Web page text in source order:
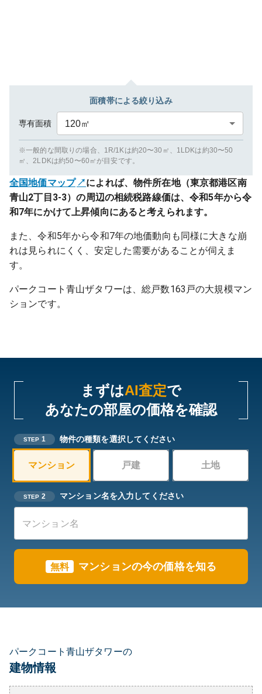
面積帯による絞り込み
専有面積 120㎡
※一般的な間取りの場合、1R/1Kは約20〜30㎡、1LDKは約30〜50
㎡、2LDKは約50〜60㎡が目安です。
全国地価マップ
によれば、物件所在地（東京都港区南
青山2丁目3-3）の周辺の相続税路線価は、令和5年から令
和7年にかけて上昇傾向にあると考えられます。
また、令和5年から令和7年の地価動向も同様に大きな崩
れは見られにくく、安定した需要があることが伺えま
す。
パークコート青山ザタワーは、総戸数163戸の大規模マン
ションです。
まずはAI査定で
あなたの部屋の価格を確認
STEP 1 物件の種類を選択してください
マンション 戸建 土地
STEP 2 マンション名を入力してください
無料 マンションの今の価格を知る
パークコート青山ザタワーの
建物情報